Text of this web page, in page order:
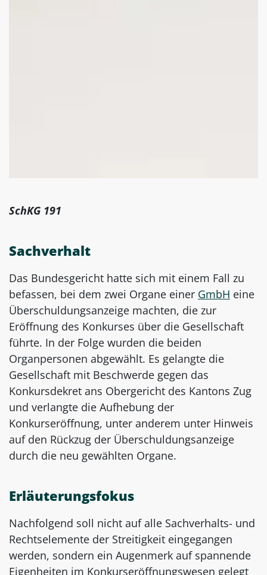
SchKG 191
Sachverhalt
Das Bundesgericht hatte sich mit einem Fall zu
befassen, bei dem zwei Organe einer GmbH eine
Überschuldungsanzeige machten, die zur
Eröffnung des Konkurses über die Gesellschaft
führte. In der Folge wurden die beiden
Organpersonen abgewählt. Es gelangte die
Gesellschaft mit Beschwerde gegen das
Konkursdekret ans Obergericht des Kantons Zug
und verlangte die Aufhebung der
Konkurseröffnung, unter anderem unter Hinweis
auf den Rückzug der Überschuldungsanzeige
durch die neu gewählten Organe.
Erläuterungsfokus
Nachfolgend soll nicht auf alle Sachverhalts- und
Rechtselemente der Streitigkeit eingegangen
werden, sondern ein Augenmerk auf spannende
Eigenheiten im Konkurseröffnungswesen gelegt